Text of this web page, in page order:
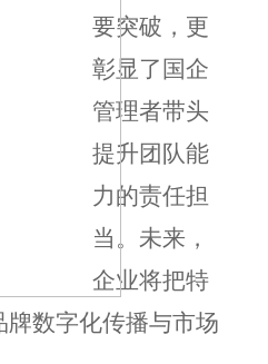
要突破，更
彰显了国企
管理者带头
提升团队能
力的责任担
当。未来，
企业将把特
数字化传播与市场